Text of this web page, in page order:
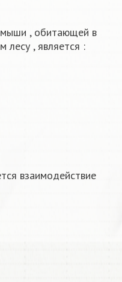
, обитающей в
лесу , является :
взаимодействие